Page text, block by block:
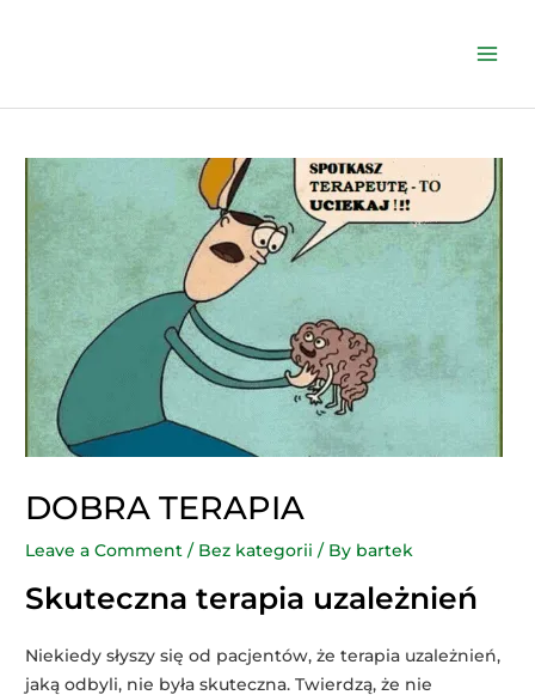
DOBRA TERAPIA
Leave a Comment / Bez kategorii / By bartek
Skuteczna terapia uzależnień
Niekiedy słyszy się od pacjentów, że terapia uzależnień,
jaką odbyli, nie była skuteczna. Twierdzą, że nie